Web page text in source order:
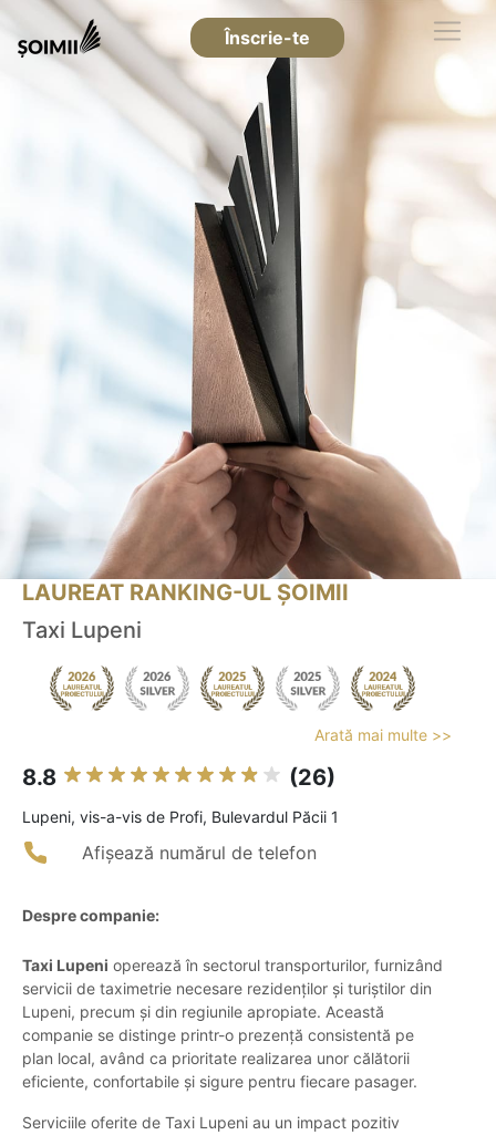
Înscrie-te
LAUREAT RANKING-UL ȘOIMII
Taxi Lupeni
Arată mai multe >>
8.8 (26)
Lupeni, vis-a-vis de Profi, Bulevardul Păcii 1
Afișează numărul de telefon
Despre companie:
Taxi Lupeni operează în sectorul transporturilor, furnizând
servicii de taximetrie necesare rezidenților și turiștilor din
Lupeni, precum și din regiunile apropiate. Această
companie se distinge printr-o prezență consistentă pe
plan local, având ca prioritate realizarea unor călătorii
eficiente, confortabile și sigure pentru fiecare pasager.
Serviciile oferite de Taxi Lupeni au un impact pozitiv